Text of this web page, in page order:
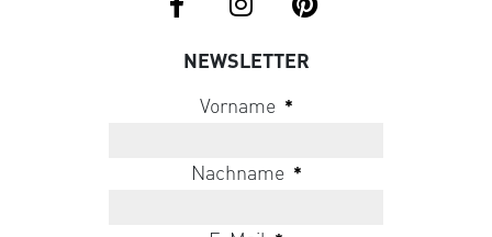
NEWSLETTER
Vorname *
Nachname *